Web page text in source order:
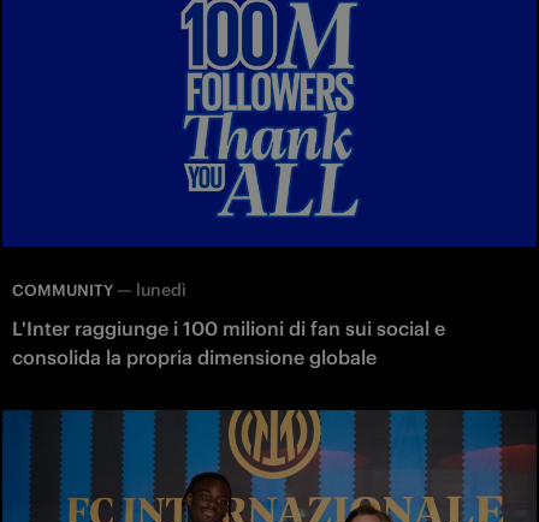
COMMUNITY — lunedì
L'Inter raggiunge i 100 milioni di fan sui social e
consolida la propria dimensione globale